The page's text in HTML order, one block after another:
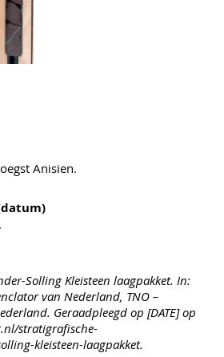
Anisien.
Solling Kleisteen laagpakket. In:
van Nederland, TNO –
Geraadpleegd op [DATE] op
stratigrafische-
kleisteen-laagpakket.